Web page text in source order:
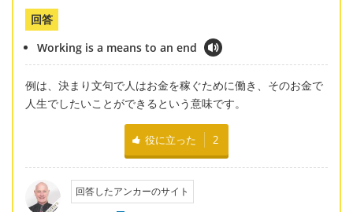
回答
Working is a means to an end
例は、決まり文句で人はお金を稼ぐために働き、そのお金で
人生でしたいことができるという意味です。
役に立った 2
回答したアンカーのサイト